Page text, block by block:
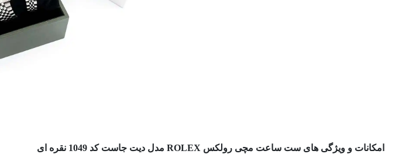
امکانات و ویژگی های ست ساعت مچی رولکس ROLEX مدل دیت جاست کد 1049 نقره ای